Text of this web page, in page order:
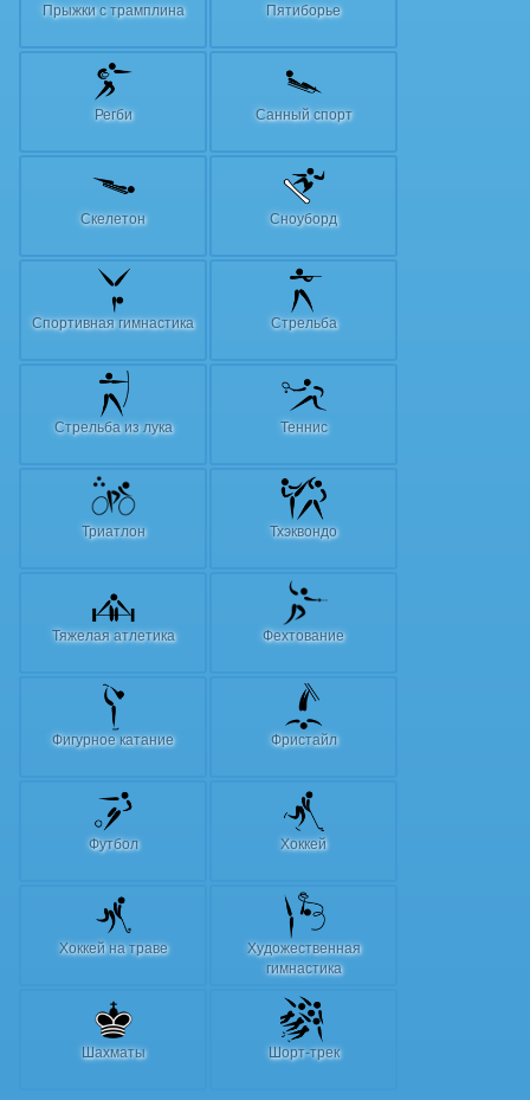
Прыжки с трамплина Пятиборье
Регби Санный спорт
Скелетон Сноуборд
Спортивная гимнастика Стрельба
Стрельба из лука Теннис
Триатлон Тхэквондо
Тяжелая атлетика Фехтование
Фигурное катание Фристайл
Футбол Хоккей
Хоккей на траве
Художественная
гимнастика
Шахматы Шорт-трек